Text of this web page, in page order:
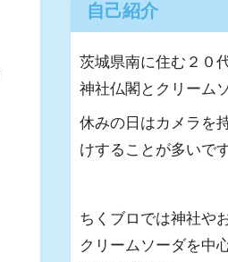
自己紹介
茨城県南に住む２０
神社仏閣とクリーム
休みの日はカメラを
けすることが多いです
ちくブロでは神社や
クリームソーダを中